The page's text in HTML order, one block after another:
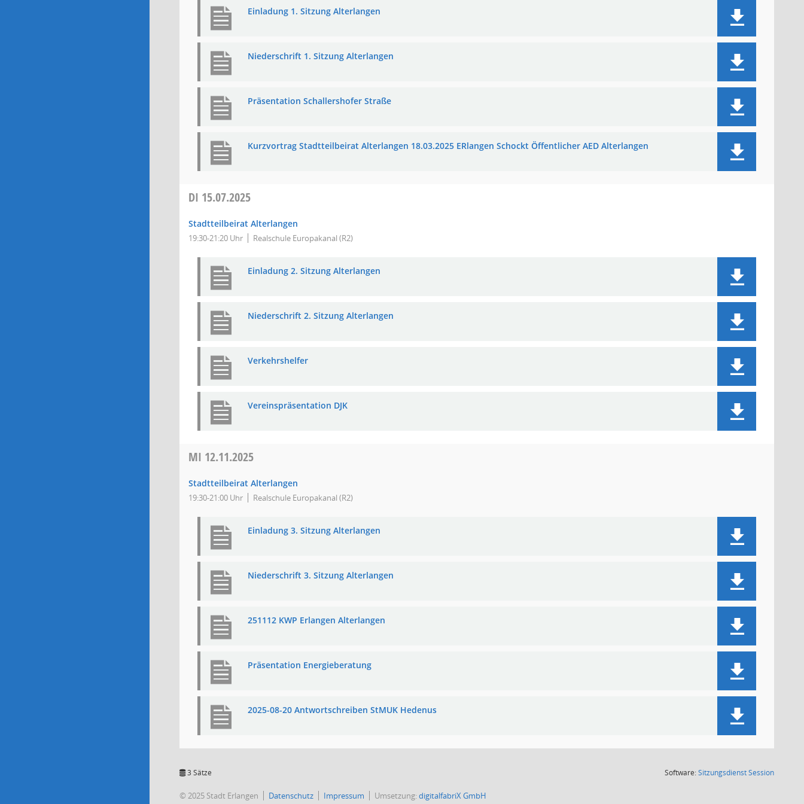
Einladung 1. Sitzung Alterlangen
Niederschrift 1. Sitzung Alterlangen
Präsentation Schallershofer Straße
Kurzvortrag Stadtteilbeirat Alterlangen 18.03.2025 ERlangen Schockt Öffentlicher AED Alterlangen
DI 15.07.2025
Stadtteilbeirat Alterlangen
19:30-21:20 Uhr Realschule Europakanal (R2)
Einladung 2. Sitzung Alterlangen
Niederschrift 2. Sitzung Alterlangen
Verkehrshelfer
Vereinspräsentation DJK
MI 12.11.2025
Stadtteilbeirat Alterlangen
19:30-21:00 Uhr Realschule Europakanal (R2)
Einladung 3. Sitzung Alterlangen
Niederschrift 3. Sitzung Alterlangen
251112 KWP Erlangen Alterlangen
Präsentation Energieberatung
2025-08-20 Antwortschreiben StMUK Hedenus
3 Sätze Software:SitzungsdienstSession(Wird in
© 2025 Stadt Erlangen Datenschutz Impressum Umsetzung:digitalfabriX GmbH